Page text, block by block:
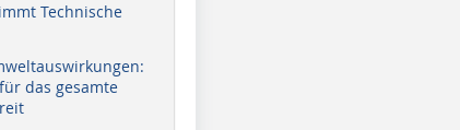
Technische
das gesamte